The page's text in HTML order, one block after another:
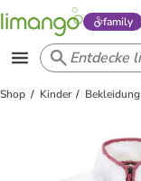
family
Shop Kinder Bekleidung